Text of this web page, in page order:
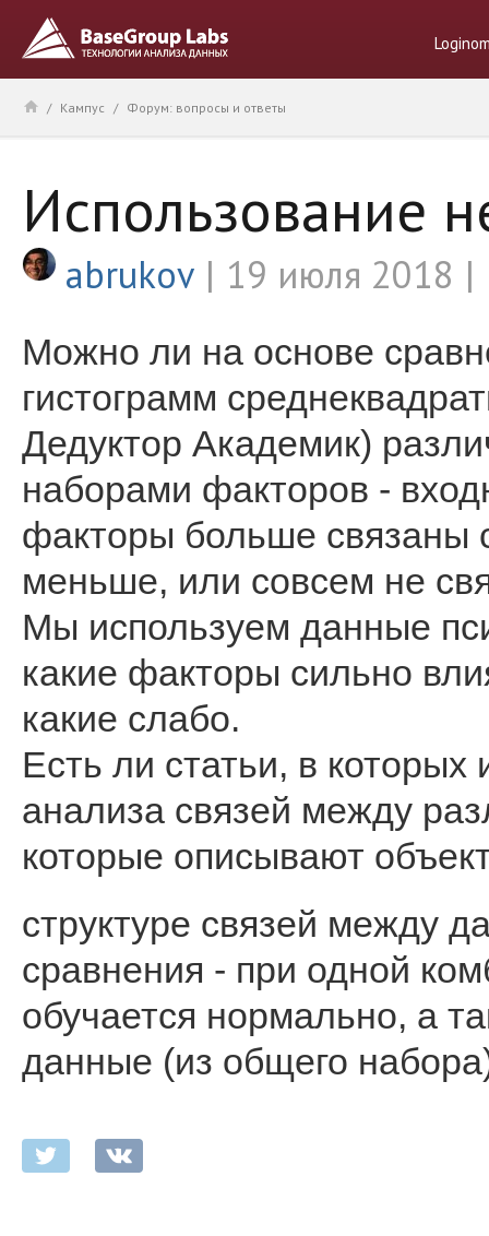
/ Кампус / Форум: вопросы и ответы
Использование
abrukov 19 июля 2018
Можно ли на основе
гистограмм
Дедуктор Академик)
наборами факторов -
факторы больше связаны
меньше, или совсем не
Мы используем данные
какие факторы сильно
какие слабо.
Есть ли статьи, в которых
анализа связей между
которые описывают
структуре связей между
сравнения - при одной
обучается нормально, а
данные (из общего